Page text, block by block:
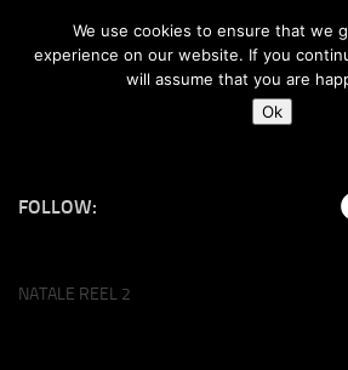
Skip to content
#lucalife
FOLLOW:
NATALE REEL 2
We use cookies to ensure that we
experience on our website. If you
will assume that you are
Ok